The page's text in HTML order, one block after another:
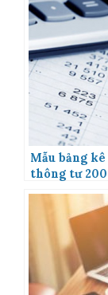
Mẫu bảng
thông tư 200